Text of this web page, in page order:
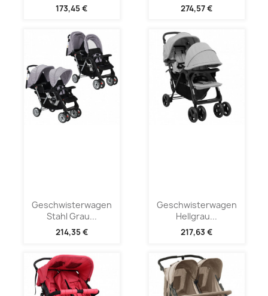
173,45 € 274,57 €
Geschwisterwagen
Stahl Grau...
214,35 €
Geschwisterwagen
Hellgrau...
217,63 €